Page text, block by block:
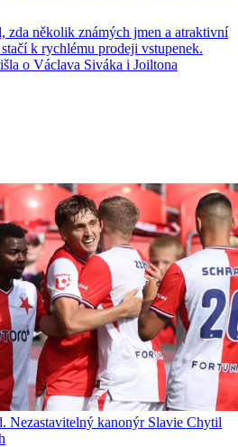
několik známých jmen a atraktivní
k rychlému prodeji vstupenek.
o Václava Siváka i Joiltona
Nezastavitelný kanonýr Slavie Chytil